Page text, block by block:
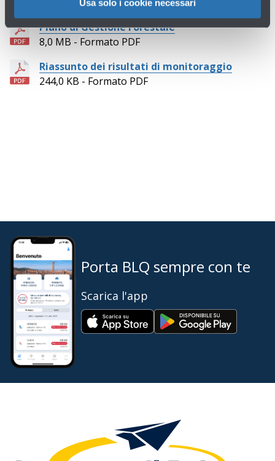
Usa solo i cookie necessari
Piano di Gestione Forestale
8,0 MB - Formato PDF
Riassunto dei risultati di monitoraggio
244,0 KB - Formato PDF
Porta BLQ sempre con te
Scarica l'app